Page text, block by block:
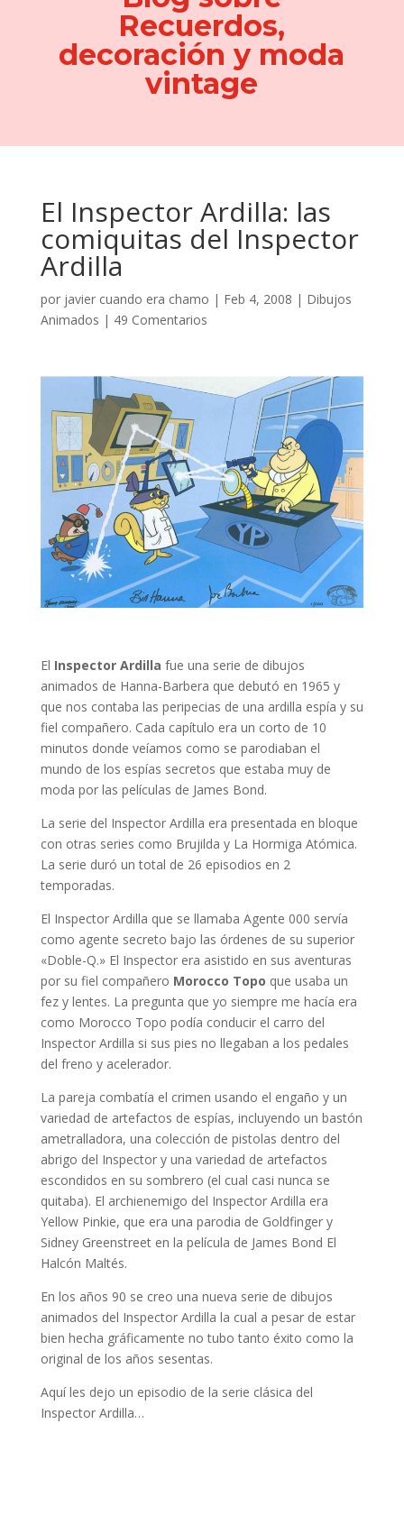
Recuerdos,
decoración y moda
vintage
El Inspector Ardilla: las
comiquitas del Inspector
Ardilla
por javier cuando era chamo | Feb 4, 2008 | Dibujos
Animados | 49 Comentarios
El Inspector Ardilla fue una serie de dibujos
animados de Hanna-Barbera que debutó en 1965 y
que nos contaba las peripecias de una ardilla espía y su
fiel compañero. Cada capítulo era un corto de 10
minutos donde veíamos como se parodiaban el
mundo de los espías secretos que estaba muy de
moda por las películas de James Bond.
La serie del Inspector Ardilla era presentada en bloque
con otras series como Brujilda y La Hormiga Atómica.
La serie duró un total de 26 episodios en 2
temporadas.
El Inspector Ardilla que se llamaba Agente 000 servía
como agente secreto bajo las órdenes de su superior
«Doble-Q.» El Inspector era asistido en sus aventuras
por su fiel compañero Morocco Topo que usaba un
fez y lentes. La pregunta que yo siempre me hacía era
como Morocco Topo podía conducir el carro del
Inspector Ardilla si sus pies no llegaban a los pedales
del freno y acelerador.
La pareja combatía el crimen usando el engaño y un
variedad de artefactos de espías, incluyendo un bastón
ametralladora, una colección de pistolas dentro del
abrigo del Inspector y una variedad de artefactos
escondidos en su sombrero (el cual casi nunca se
quitaba). El archienemigo del Inspector Ardilla era
Yellow Pinkie, que era una parodia de Goldfinger y
Sidney Greenstreet en la película de James Bond El
Halcón Maltés.
En los años 90 se creo una nueva serie de dibujos
animados del Inspector Ardilla la cual a pesar de estar
bien hecha gráficamente no tubo tanto éxito como la
original de los años sesentas.
Aquí les dejo un episodio de la serie clásica del
Inspector Ardilla…